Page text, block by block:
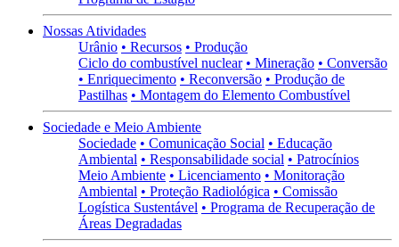
Nossas Atividades
Urânio • Recursos • Produção
Ciclo do combustível nuclear • Mineração • Conversão
• Enriquecimento • Reconversão • Produção de
Pastilhas • Montagem do Elemento Combustível
Sociedade e Meio Ambiente
Sociedade • Comunicação Social • Educação
Ambiental • Responsabilidade social • Patrocínios
Meio Ambiente • Licenciamento • Monitoração
Ambiental • Proteção Radiológica • Comissão
Logística Sustentável • Programa de Recuperação de
Áreas Degradadas